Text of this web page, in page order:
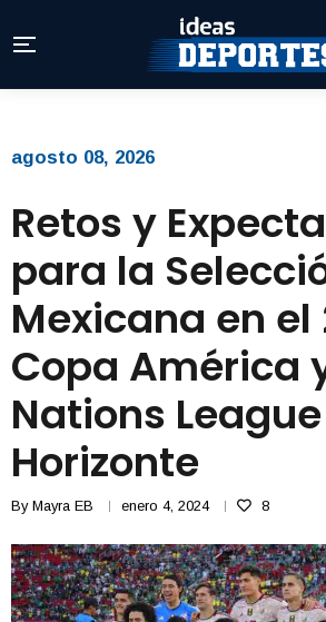
agosto 08, 2026
Retos y
para la
Mexicana en el
Copa América
Nations
Horizonte
By Mayra EB enero 4, 2024 8